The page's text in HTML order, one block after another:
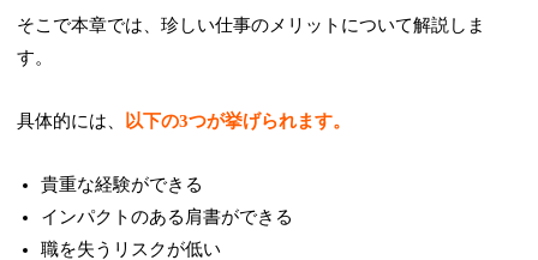
そこで本章では、珍しい仕事のメリットについて解説しま
す。
具体的には、 以下の3つが挙げられます。
貴重な経験ができる
インパクトのある肩書ができる
職を失うリスクが低い